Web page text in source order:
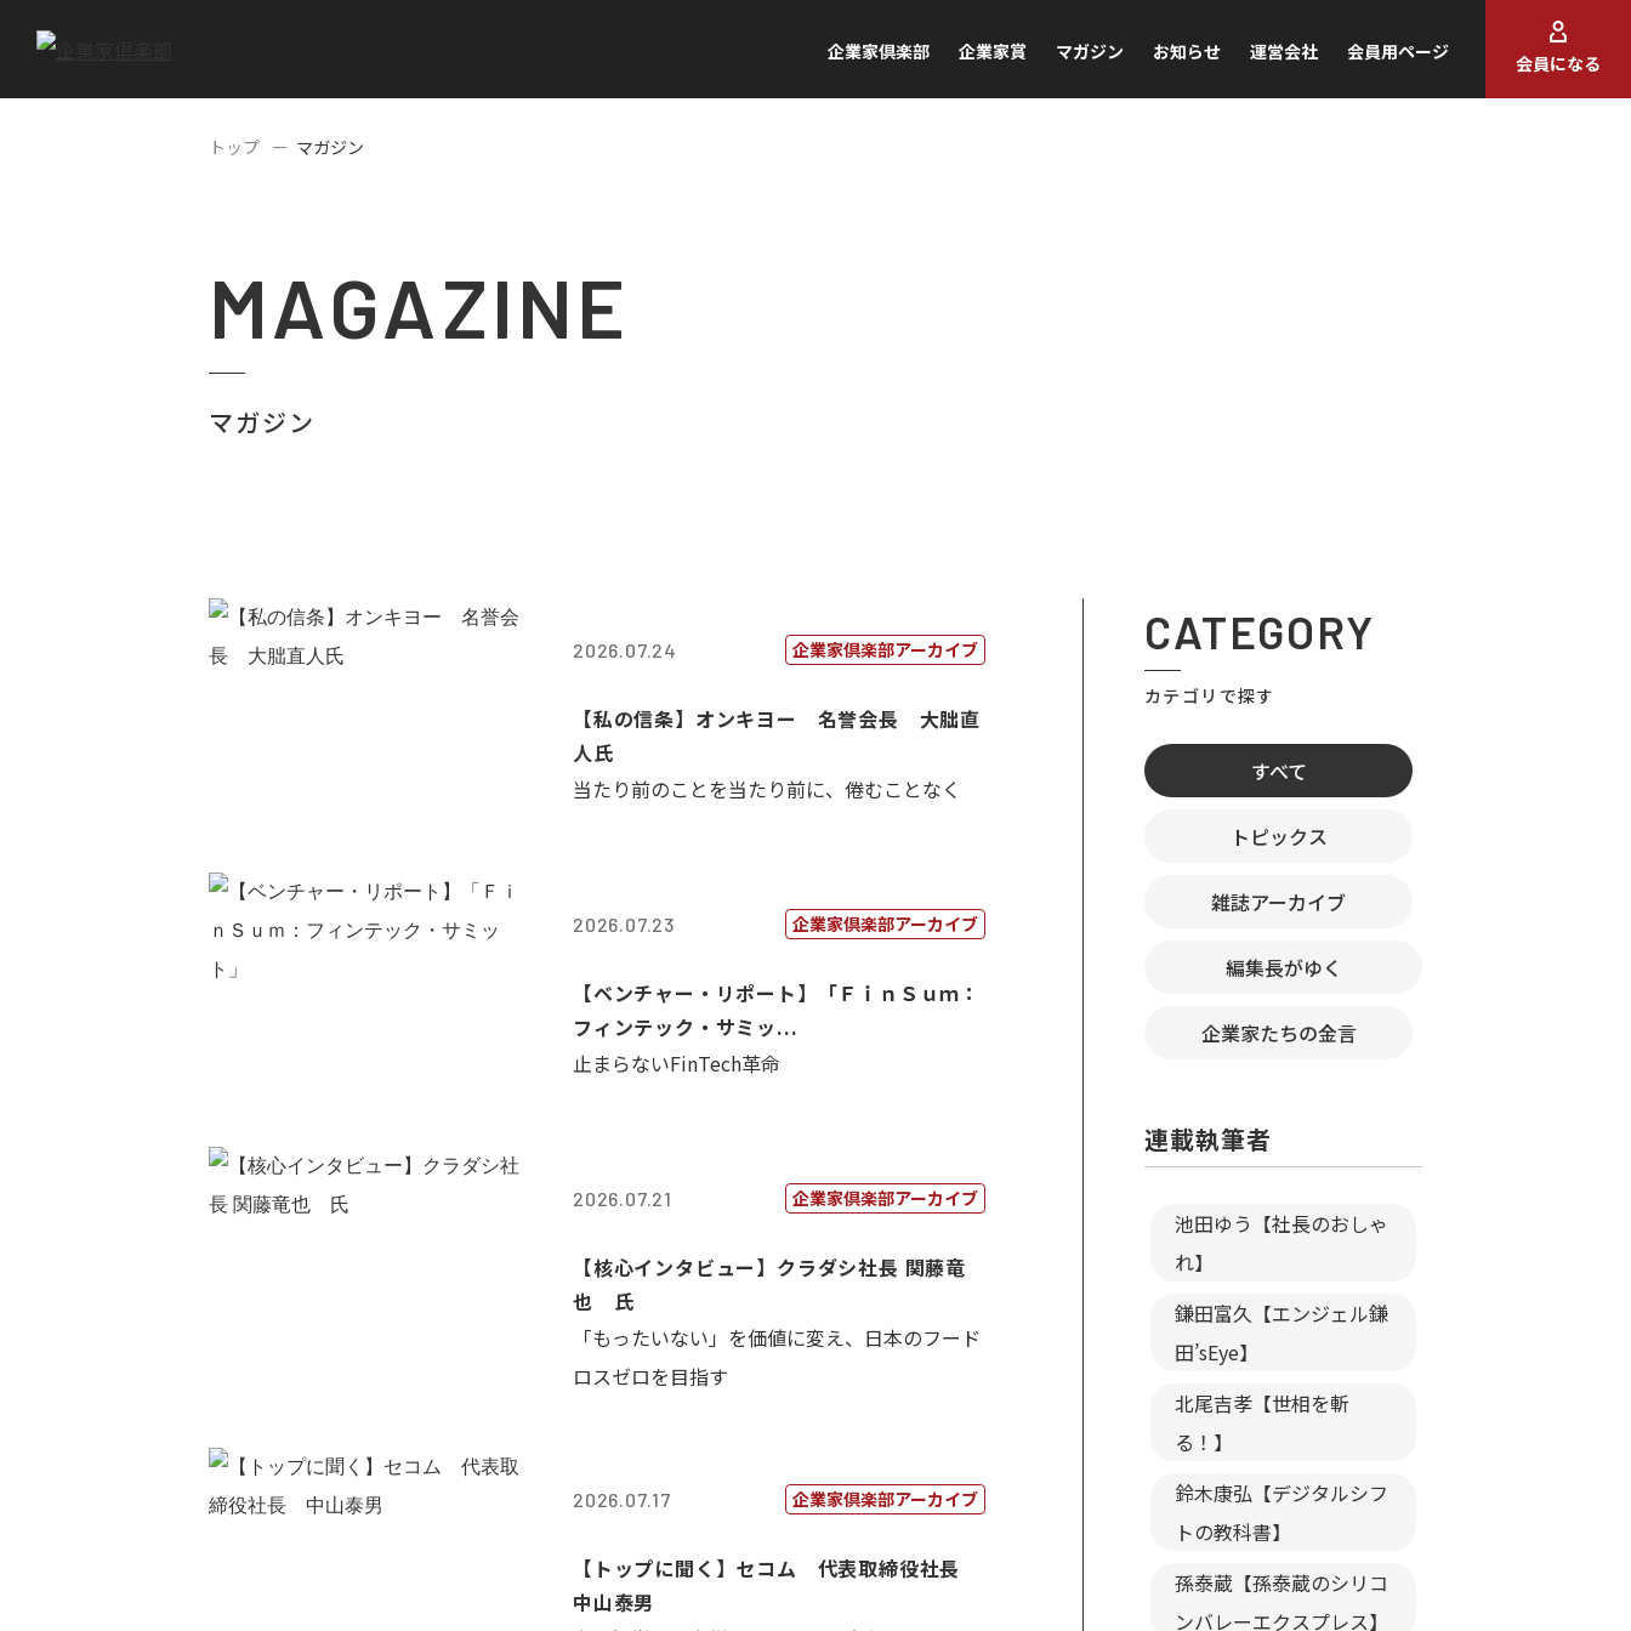
企業家倶楽部 企業家賞 マガジン お知らせ 運営会社 会員用ページ
会員になる
トップ マガジン
MAGAZINE
マガジン
2026.07.24 企業家倶楽部アーカイブ
【私の信条】オンキヨー 名誉会長 大朏直
人氏
当たり前のことを当たり前に、倦むことなく
2026.07.23 企業家倶楽部アーカイブ
【ベンチャー・リポート】「ＦｉｎＳｕｍ：
フィンテック・サミッ...
止まらないFinTech革命
2026.07.21 企業家倶楽部アーカイブ
【核心インタビュー】クラダシ社長 関藤竜
也 氏
「もったいない」を価値に変え、日本のフード
ロスゼロを目指す
2026.07.17 企業家倶楽部アーカイブ
【トップに聞く】セコム 代表取締役社長
中山泰男
CATEGORY
カテゴリで探す
すべて
トピックス
雑誌アーカイブ
編集長がゆく
企業家たちの金言
連載執筆者
池田ゆう【社長のおしゃ
れ】
鎌田富久【エンジェル鎌
田’sEye】
北尾吉孝【世相を斬
る！】
鈴木康弘【デジタルシフ
トの教科書】
孫泰蔵【孫泰蔵のシリコ
ンバレーエクスプレス】